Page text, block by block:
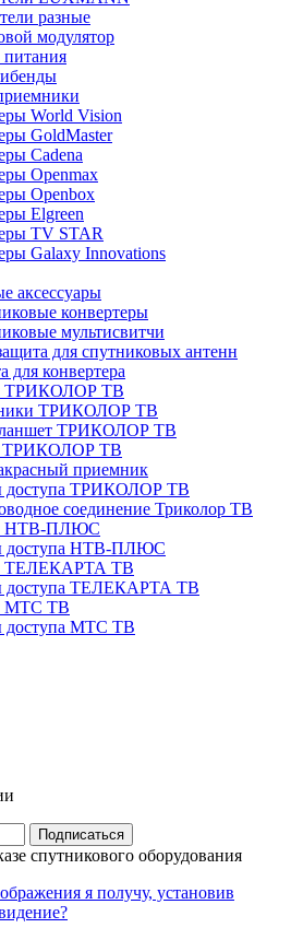
разные
модулятор
World Vision
GoldMaster
Cadena
Openmax
Openbox
Elgreen
TV STAR
Galaxy Innovations
аксессуары
конвертеры
мультисвитчи
для спутниковых антенн
для конвертера
ТРИКОЛОР ТВ
ТРИКОЛОР ТВ
ТРИКОЛОР ТВ
ТРИКОЛОР ТВ
приемник
доступа ТРИКОЛОР ТВ
соединение Триколор ТВ
НТВ-ПЛЮС
доступа НТВ-ПЛЮС
ТЕЛЕКАРТА ТВ
доступа ТЕЛЕКАРТА ТВ
МТС ТВ
доступа МТС ТВ
Подписаться
спутникового оборудования
я получу, установив